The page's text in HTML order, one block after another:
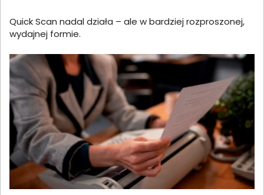
Quick Scan nadal działa – ale w bardziej rozproszonej,
wydajnej formie.